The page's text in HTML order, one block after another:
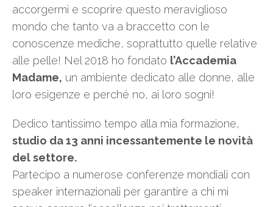
accorgermi e scoprire questo meraviglioso
mondo che tanto va a braccetto con le
conoscenze mediche, soprattutto quelle relative
alle pelle! Nel 2018 ho fondato l’Accademia
Madame, un ambiente dedicato alle donne, alle
loro esigenze e perché no, ai loro sogni!
Dedico tantissimo tempo alla mia formazione,
studio da 13 anni incessantemente le novità
del settore.
Partecipo a numerose conferenze mondiali con
speaker internazionali per garantire a chi mi